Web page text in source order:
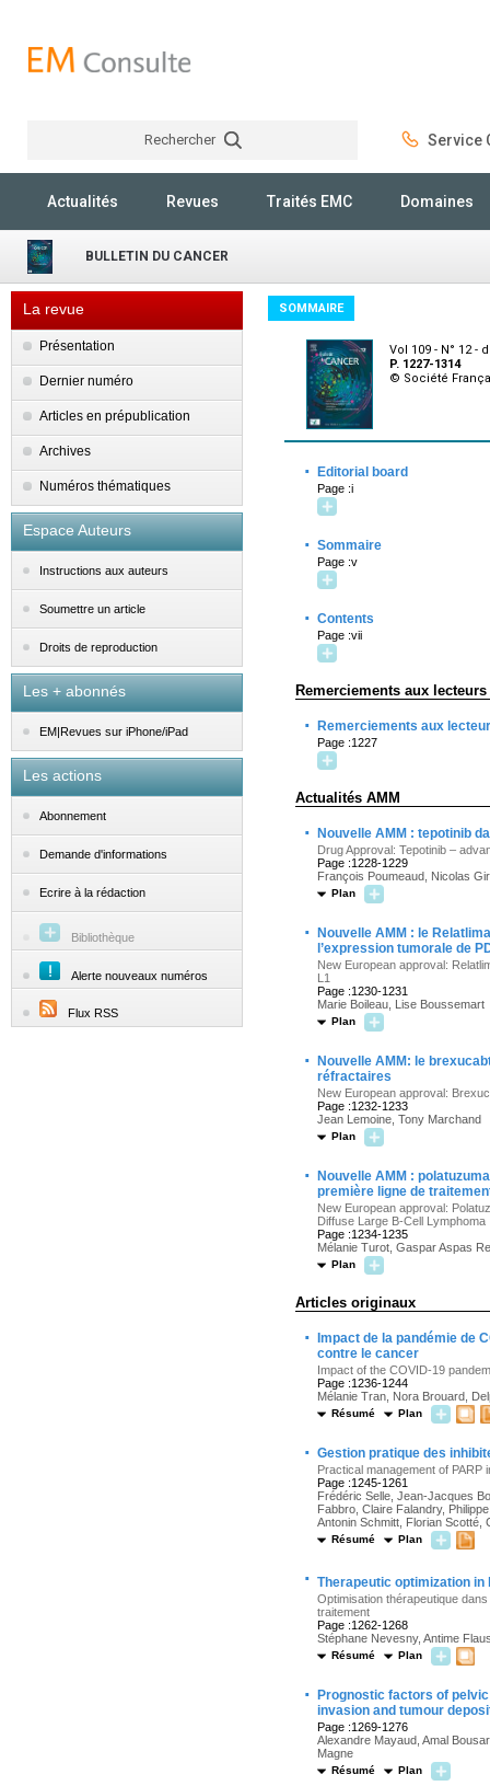
Rechercher Service
Actualités Revues Traités EMC Domaines
BULLETIN DU CANCER
La revue
Présentation
Dernier numéro
Articles en prépublication
Archives
Numéros thématiques
Espace Auteurs
Instructions aux auteurs
Soumettre un article
Droits de reproduction
Les + abonnés
EM|Revues sur iPhone/iPad
Les actions
Abonnement
Demande d'informations
Ecrire à la rédaction
Bibliothèque
Alerte nouveaux numéros
Flux RSS
SOMMAIRE
Vol 109 - N° 12 -
P. 1227-1314
© Société
· Editorial board
Page :i
· Sommaire
Page :v
· Contents
Page :vii
Remerciements aux lecteurs
· Remerciements aux
Page :1227
Actualités AMM
· Nouvelle AMM : tepotinib
Drug Approval: Tepotinib –
Page :1228-1229
François Poumeaud, Nicolas
Plan
·
Nouvelle AMM : le
l’expression tumorale de
New European approval:
L1
Page :1230-1231
Marie Boileau, Lise Boussemart
Plan
·
Nouvelle AMM: le
réfractaires
New European approval:
Page :1232-1233
Jean Lemoine, Tony Marchand
Plan
·
Nouvelle AMM :
première ligne de
New European approval:
Diffuse Large B-Cell Lymphoma
Page :1234-1235
Mélanie Turot, Gaspar Aspas
Plan
Articles originaux
·
Impact de la pandémie de
contre le cancer
Impact of the COVID-19
Page :1236-1244
Mélanie Tran, Nora Brouard,
Résumé Plan
· Gestion pratique des
Practical management of PARP
Page :1245-1261
Frédéric Selle, Jean-Jacques
Fabbro, Claire Falandry,
Antonin Schmitt, Florian Scotté,
Résumé Plan
· Therapeutic optimization
Optimisation thérapeutique
traitement
Page :1262-1268
Stéphane Nevesny, Antime
Résumé Plan
·
Prognostic factors of
invasion and tumour
Page :1269-1276
Alexandre Mayaud, Amal
Magne
Résumé Plan